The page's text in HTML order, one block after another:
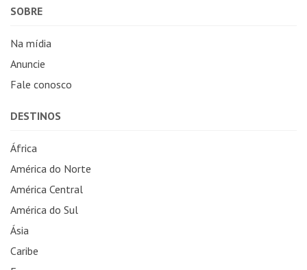
SOBRE
Na mídia
Anuncie
Fale conosco
DESTINOS
África
América do Norte
América Central
América do Sul
Ásia
Caribe